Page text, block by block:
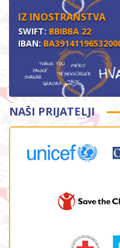
IZ INOSTRANSTVA
SWIFT: BBIBBA 22
IBAN:
NAŠI PRIJATELJI